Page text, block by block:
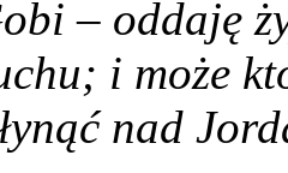
– oddaję
i może
nad